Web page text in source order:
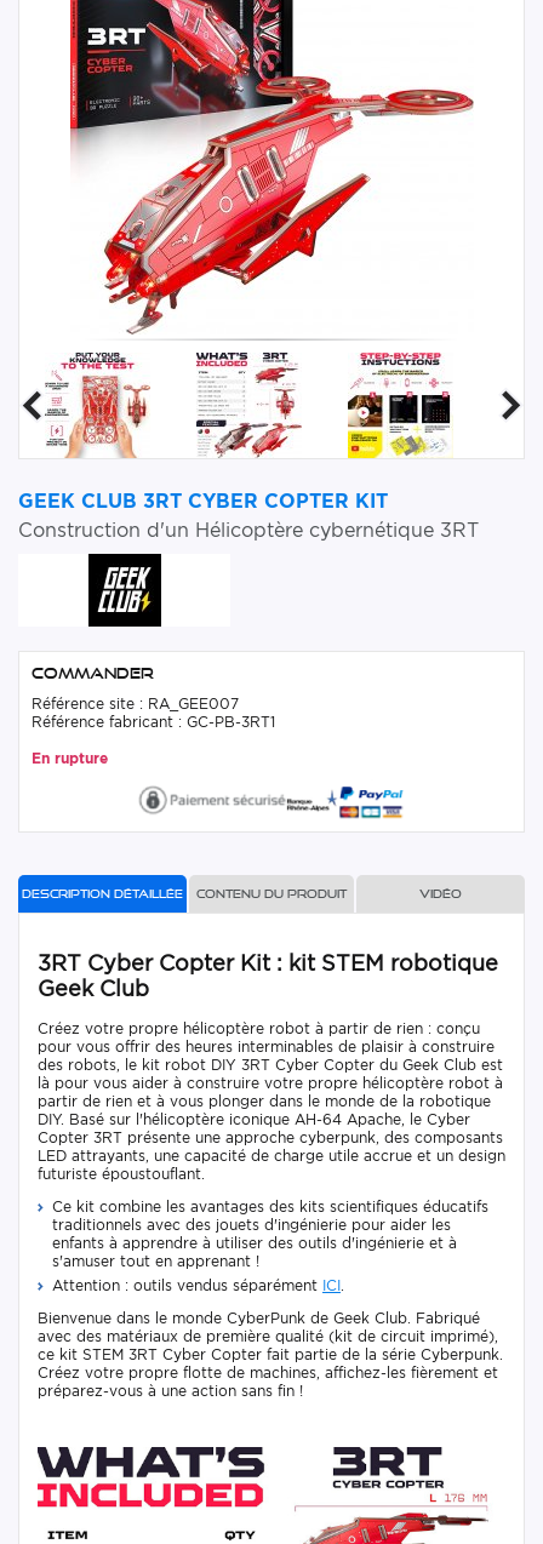
GEEK CLUB 3RT CYBER COPTER KIT
Construction d'un Hélicoptère cybernétique 3RT
Commander
Référence site : RA_GEE007
Référence fabricant : GC-PB-3RT1
En rupture
Description détaillée Contenu du produit Vidéo
3RT Cyber Copter Kit : kit STEM robotique
Geek Club
Créez votre propre hélicoptère robot à partir de rien : conçu
pour vous offrir des heures interminables de plaisir à construire
des robots, le kit robot DIY 3RT Cyber Copter du Geek Club est
là pour vous aider à construire votre propre hélicoptère robot à
partir de rien et à vous plonger dans le monde de la robotique
DIY. Basé sur l'hélicoptère iconique AH-64 Apache, le Cyber
Copter 3RT présente une approche cyberpunk, des composants
LED attrayants, une capacité de charge utile accrue et un design
futuriste époustouflant.
Ce kit combine les avantages des kits scientifiques éducatifs
traditionnels avec des jouets d'ingénierie pour aider les
enfants à apprendre à utiliser des outils d'ingénierie et à
s'amuser tout en apprenant !
Attention : outils vendus séparément ICI
Bienvenue dans le monde CyberPunk de Geek Club. Fabriqué
avec des matériaux de première qualité (kit de circuit imprimé),
ce kit STEM 3RT Cyber Copter fait partie de la série Cyberpunk.
Créez votre propre flotte de machines, affichez-les fièrement et
préparez-vous à une action sans fin !